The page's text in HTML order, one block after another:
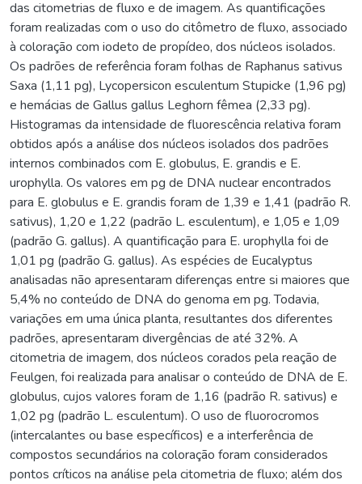
das citometrias de fluxo e de imagem. As quantificações
foram realizadas com o uso do citômetro de fluxo, associado
à coloração com iodeto de propídeo, dos núcleos isolados.
Os padrões de referência foram folhas de Raphanus sativus
Saxa (1,11 pg), Lycopersicon esculentum Stupicke (1,96 pg)
e hemácias de Gallus gallus Leghorn fêmea (2,33 pg).
Histogramas da intensidade de fluorescência relativa foram
obtidos após a análise dos núcleos isolados dos padrões
internos combinados com E. globulus, E. grandis e E.
urophylla. Os valores em pg de DNA nuclear encontrados
para E. globulus e E. grandis foram de 1,39 e 1,41 (padrão R.
sativus), 1,20 e 1,22 (padrão L. esculentum), e 1,05 e 1,09
(padrão G. gallus). A quantificação para E. urophylla foi de
1,01 pg (padrão G. gallus). As espécies de Eucalyptus
analisadas não apresentaram diferenças entre si maiores que
5,4% no conteúdo de DNA do genoma em pg. Todavia,
variações em uma única planta, resultantes dos diferentes
padrões, apresentaram divergências de até 32%. A
citometria de imagem, dos núcleos corados pela reação de
Feulgen, foi realizada para analisar o conteúdo de DNA de E.
globulus, cujos valores foram de 1,16 (padrão R. sativus) e
1,02 pg (padrão L. esculentum). O uso de fluorocromos
(intercalantes ou base específicos) e a interferência de
compostos secundários na coloração foram considerados
pontos críticos na análise pela citometria de fluxo; além dos